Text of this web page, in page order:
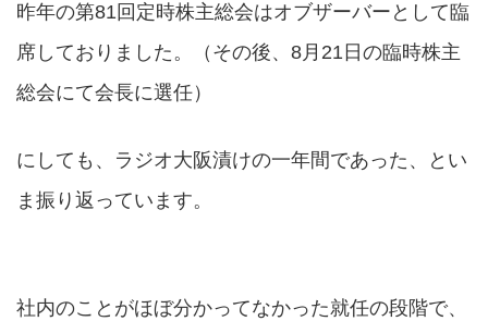
昨年の第81回定時株主総会はオブザーバーとして臨
席しておりました。（その後、8月21日の臨時株主
総会にて会長に選任）
にしても、ラジオ大阪漬けの一年間であった、とい
ま振り返っています。
社内のことがほぼ分かってなかった就任の段階で、